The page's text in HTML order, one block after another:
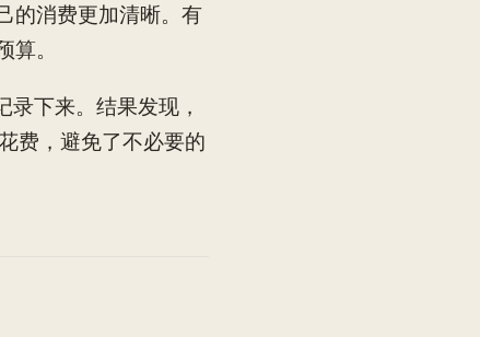
的消费更加清晰。有
。
下来。结果发现，
费，避免了不必要的